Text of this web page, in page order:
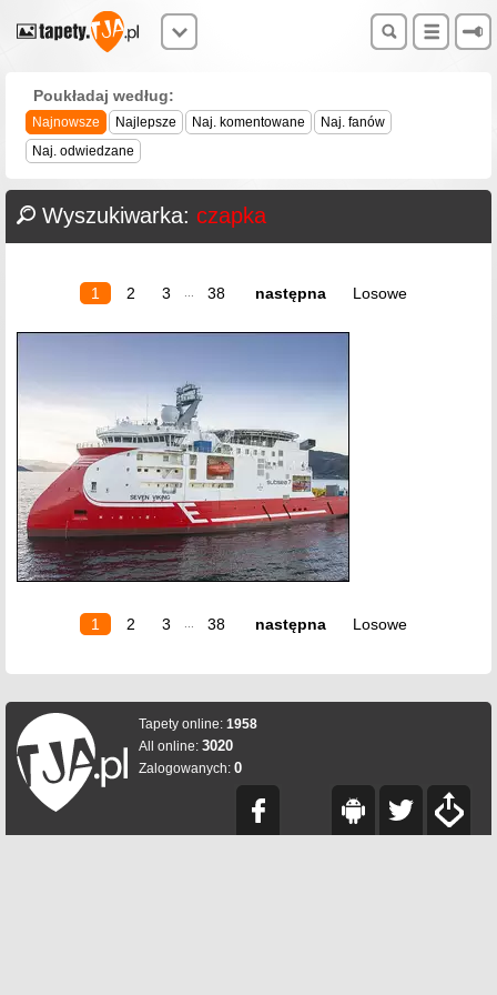
Poukładaj według:
Najnowsze Najlepsze Naj. komentowane
Naj. fanów
Naj. odwiedzane
Wyszukiwarka: czapka
1 2 3 38 następna Losowe
1 2 3 38 następna Losowe
Tapety online: 1958
All online: 3020
Zalogowanych: 0